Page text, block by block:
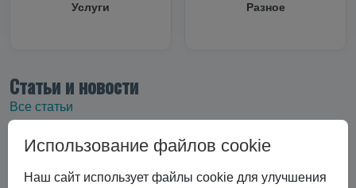
Услуги Разное
Статьи и новости
Все статьи
Все статьи
#Криоцилиндры
#Технические характеристики
#Вертикальные криоцилиндры
Использование файлов cookie
Наш сайт использует файлы cookie для улучшения